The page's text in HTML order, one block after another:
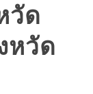
วัด
หวัด